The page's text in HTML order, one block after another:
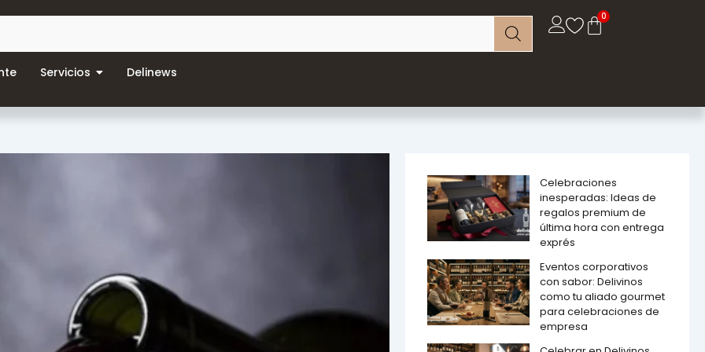
Servicios Delinews
Celebraciones
inesperadas: Ideas de
regalos premium de
última hora con entrega
exprés
Eventos corporativos
con sabor: Delivinos
como tu aliado gourmet
para celebraciones de
empresa